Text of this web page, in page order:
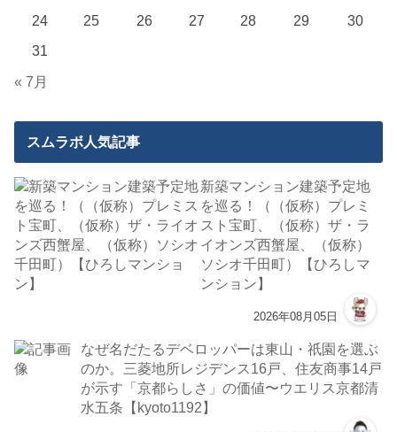
24
25 26 27 28 29
30
31
« 7月
スムラボ人気記事
新築マンション建築予定地
を巡る！（（仮称）プレミ
スト宝町、（仮称）ザ・ラ
イオンズ西蟹屋、（仮称）
ソシオ千田町）【ひろしマ
ンション】
2026年08月05日
なぜ名だたるデベロッパーは東山・祇園を選ぶ
のか。三菱地所レジデンス16戸、住友商事14戸
が示す「京都らしさ」の価値〜ウエリス京都清
水五条【kyoto1192】